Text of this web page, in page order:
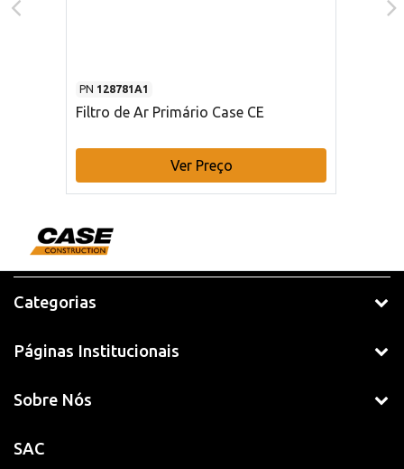
PN 128781A1
Filtro de Ar Primário Case CE
Ver Preço
Categorias
Páginas Institucionais
Sobre Nós
SAC